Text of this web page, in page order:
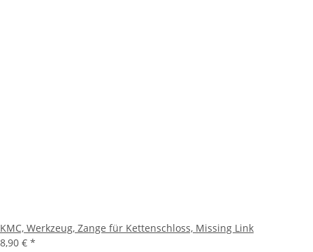
KMC, Werkzeug, Zange für Kettenschloss, Missing Link
8,90 € *